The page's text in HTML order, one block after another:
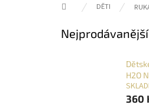
Domů DĚTI
Nejprodávanější
H2O
360